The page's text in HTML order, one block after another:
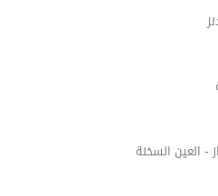
- العين السخنة